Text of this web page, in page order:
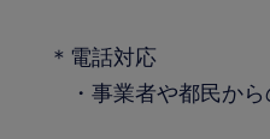
＊電話対応
・事業者や都民か